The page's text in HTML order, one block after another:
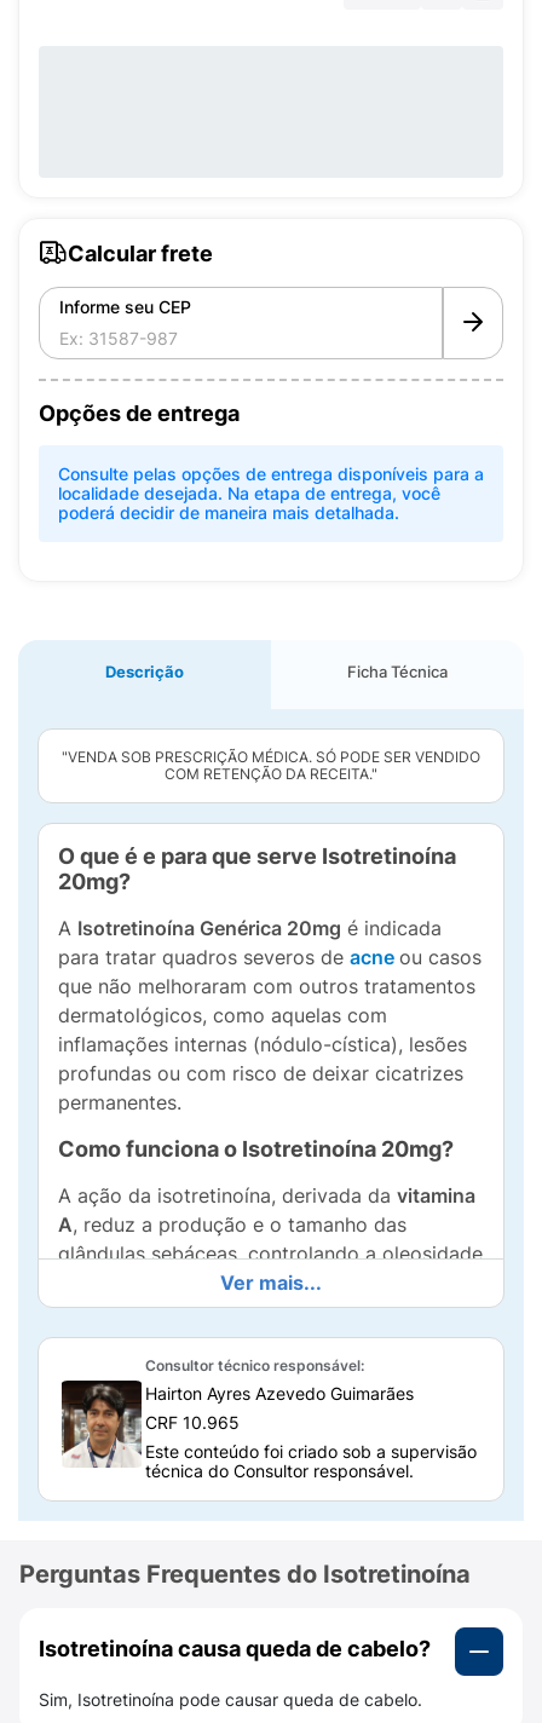
Calcular frete
Informe seu CEP
Opções de entrega
Consulte pelas opções de entrega disponíveis para a
localidade desejada. Na etapa de entrega, você
poderá decidir de maneira mais detalhada.
Descrição Ficha Técnica
"VENDA SOB PRESCRIÇÃO MÉDICA. SÓ PODE SER VENDIDO
COM RETENÇÃO DA RECEITA."
O que é e para que serve Isotretinoína
20mg?
A Isotretinoína Genérica 20mg é indicada
para tratar quadros severos de acne ou casos
que não melhoraram com outros tratamentos
dermatológicos, como aquelas com
inflamações internas (nódulo-cística), lesões
profundas ou com risco de deixar cicatrizes
permanentes.
Como funciona o Isotretinoína 20mg?
A ação da isotretinoína, derivada da vitamina
A, reduz a produção e o tamanho das
glândulas sebáceas, controlando a oleosidade
e a inflamação. Os primeiros sinais de
melhora geralmente surgem entre a 8ª e a 16ª
semana de tratamento.
Qual a composição de Isotretinoína
20mg?
Cada cápsula contém20 mg de isotretinoína,
acompanhada de componentes inativos que
ajudam na sua formulação e absorção. Entre
Glicerina;
Corante FD & C Vermelho nº 3;
Ver mais...
Consultor técnico responsável:
Hairton Ayres Azevedo Guimarães
CRF 10.965
Este conteúdo foi criado sob a supervisão
técnica do Consultor responsável.
Perguntas Frequentes do Isotretinoína
Isotretinoína causa queda de cabelo?
Sim, Isotretinoína pode causar queda de cabelo.